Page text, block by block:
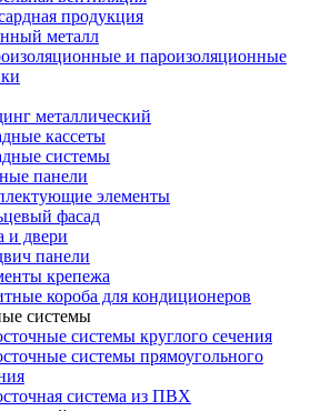
продукция
металл
и пароизоляционные
металлический
кассеты
системы
панели
элементы
фасад
и двери
панели
крепежа
короба для кондиционеров
системы
системы круглого сечения
системы прямоугольного
система из ПВХ